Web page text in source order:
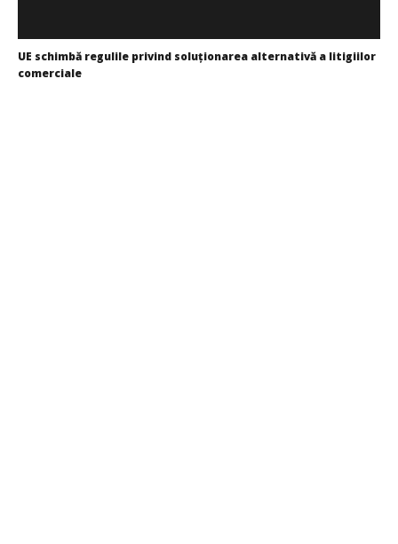
UE schimbă regulile privind soluționarea alternativă a litigiilor
comerciale